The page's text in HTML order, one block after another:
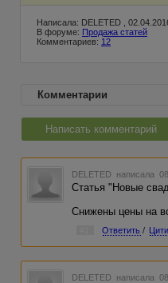
Написала: DELETED ,
В форуме: Продажа статей
Комментариев: 12
Комментарии
Написать комментарий
DELETED написала
Статья "Новые
Снижены цены на
Ответить /
DELETED написала